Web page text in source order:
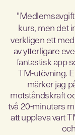
kurs, men det
verkligen ett
av ytterligare
fantastisk app
TM-utövning.
märker jag
motståndskraft
två 20-minuters
att uppleva vart